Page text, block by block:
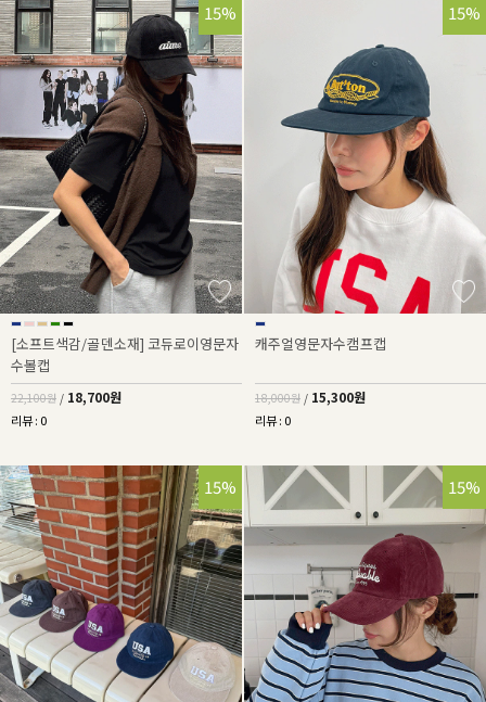
15%
[소프트색감/골덴소재] 코듀로이영문자
수볼캡
22,100원 / 18,700원
리뷰 : 0
15%
캐주얼영문자수캠프캡
18,000원 / 15,300원
리뷰 : 0
15% 15%